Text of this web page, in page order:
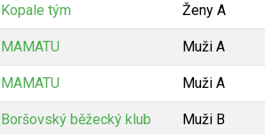
Kopale tým Ženy A
MAMATU Muži A
MAMATU Muži A
Boršovský běžecký klub Muži B